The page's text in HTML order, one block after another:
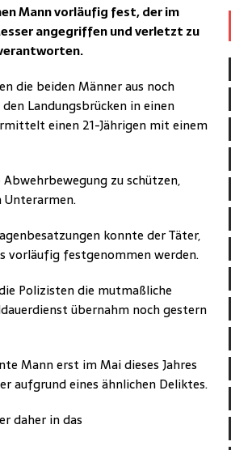
Mann vorläufig fest, der im
angegriffen und verletzt zu
die beiden Männer aus noch
Landungsbrücken in einen
einen 21-Jährigen mit einem
zu schützen,
konnte der Täter,
vorläufig festgenommen werden.
Polizisten die mutmaßliche
übernahm noch gestern
Mann erst im Mai dieses Jahres
aufgrund eines ähnlichen Deliktes.
daher in das